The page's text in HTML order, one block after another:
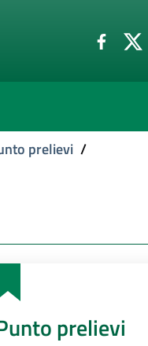
prelievi /
prelievi